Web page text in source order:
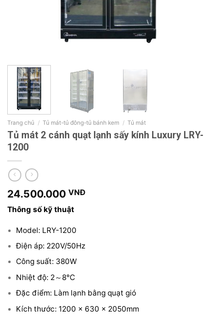
Trang chủ / Tủ mát-tủ đông-tủ bánh kem / Tủ mát
Tủ mát 2 cánh quạt lạnh sấy kính Luxury LRY-
1200
24.500.000 VNĐ
Thông số kỹ thuật
Model: LRY-1200
Điện áp: 220V/50Hz
Công suất: 380W
Nhiệt độ: 2～8℃
Đặc điểm: Làm lạnh bằng quạt gió
Kích thước: 1200 x 630 x 2050mm